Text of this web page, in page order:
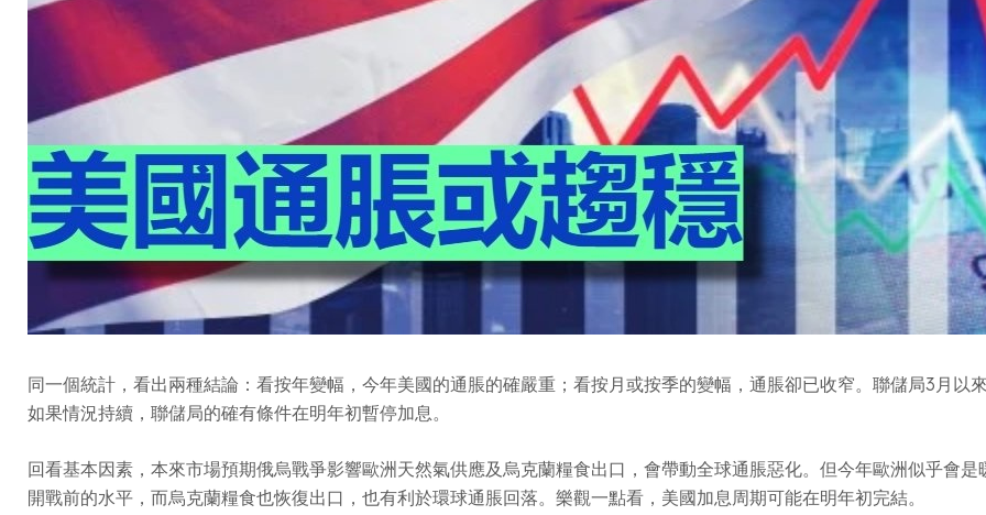
同一個統計，看出兩種結論：看按年變幅，今年美國的通脹的確嚴重；看按月或按季的變幅，通脹卻已收窄。聯儲局3月
如果情況持續，聯儲局的確有條件在明年初暫停加息。
回看基本因素，本來市場預期俄烏戰爭影響歐洲天然氣供應及烏克蘭糧食出口，會帶動全球通脹惡化。但今年歐洲似乎會
開戰前的水平，而烏克蘭糧食也恢復出口，也有利於環球通脹回落。樂觀一點看，美國加息周期可能在明年初完結。